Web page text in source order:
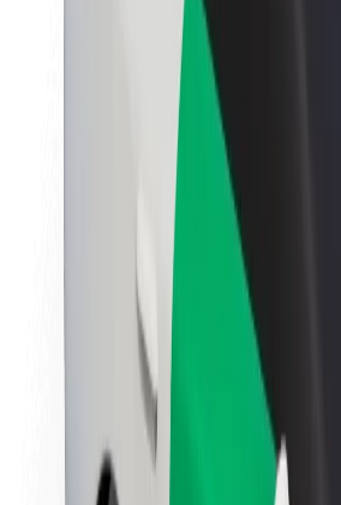
O firmie Bolt
Zrównoważony rozwój w Bolt
Projekt Zero
Biuro prasowe
Wytyczne dotyczące marki
Misja
Relacje inwestorskie
Zespół zarządzający
Media
Fundusz Miejski